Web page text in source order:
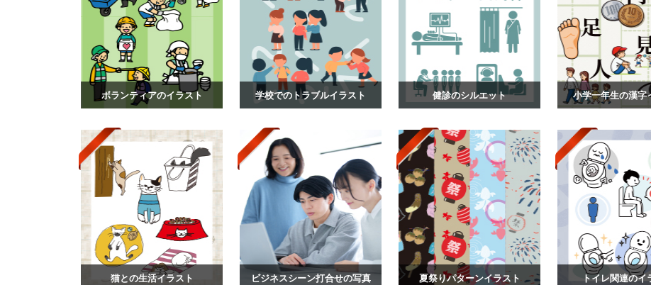
ボランティアのイラスト 学校でのトラブルイラスト 健診のシルエット 小学一年生の漢字
猫との生活イラスト ビジネスシーン打合せの写真 夏祭りパターンイラスト トイレ関連のイ